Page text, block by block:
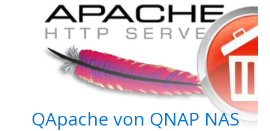
QApache von QNAP NAS